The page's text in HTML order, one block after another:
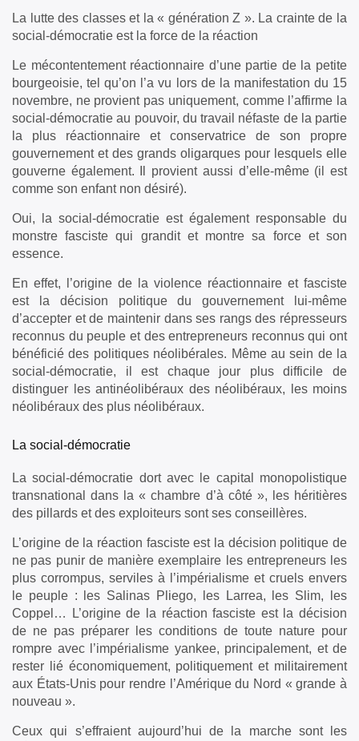
La lutte des classes et la « génération Z ». La crainte de la
social-démocratie est la force de la réaction
Le mécontentement réactionnaire d’une partie de la petite
bourgeoisie, tel qu’on l’a vu lors de la manifestation du 15
novembre, ne provient pas uniquement, comme l’affirme la
social-démocratie au pouvoir, du travail néfaste de la partie
la plus réactionnaire et conservatrice de son propre
gouvernement et des grands oligarques pour lesquels elle
gouverne également. Il provient aussi d’elle-même (il est
comme son enfant non désiré).
Oui, la social-démocratie est également responsable du
monstre fasciste qui grandit et montre sa force et son
essence.
En effet, l’origine de la violence réactionnaire et fasciste
est la décision politique du gouvernement lui-même
d’accepter et de maintenir dans ses rangs des répresseurs
reconnus du peuple et des entrepreneurs reconnus qui ont
bénéficié des politiques néolibérales. Même au sein de la
social-démocratie, il est chaque jour plus difficile de
distinguer les antinéolibéraux des néolibéraux, les moins
néolibéraux des plus néolibéraux.
La social-démocratie
La social-démocratie dort avec le capital monopolistique
transnational dans la « chambre d’à côté », les héritières
des pillards et des exploiteurs sont ses conseillères.
L’origine de la réaction fasciste est la décision politique de
ne pas punir de manière exemplaire les entrepreneurs les
plus corrompus, serviles à l’impérialisme et cruels envers
le peuple : les Salinas Pliego, les Larrea, les Slim, les
Coppel… L’origine de la réaction fasciste est la décision
de ne pas préparer les conditions de toute nature pour
rompre avec l’impérialisme yankee, principalement, et de
rester lié économiquement, politiquement et militairement
aux États-Unis pour rendre l’Amérique du Nord « grande à
nouveau ».
Ceux qui s’effraient aujourd’hui de la marche sont les